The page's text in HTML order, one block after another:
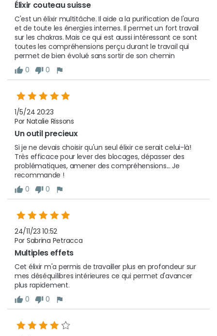
Élixir couteau suisse
C'est un élixir multitâche. Il aide a la purification de l'aura
et de toute les énergies internes. Il permet un fort travail
sur les chakras. Mais ce qui est aussi intéressant ce sont
toutes les compréhensions perçu durant le travail qui
permet de bien évolué sans sortir de son chemin
0
0
1/5/24 20:23
Por Natalie Rissons
Un outil precieux
Si je ne devais choisir qu'un seul élixir ce serait celui-là!
Très efficace pour lever des blocages, dépasser des
problématiques, amener des compréhensions... Je
recommande !
0
0
24/11/23 10:52
Por Sabrina Petracca
Multiples effets
Cet élixir m'a permis de travailler plus en profondeur sur
mes déséquilibres intérieures ce qui permet d'avancer
plus rapidement.
0
0